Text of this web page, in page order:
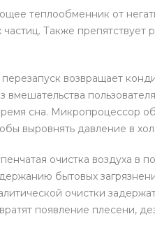
теплообменник от
частиц. Также
возвращает
сна. Микропроцессор
выровнять давление в
очистка воздуха в
бытовых
очистки
появление плесени,